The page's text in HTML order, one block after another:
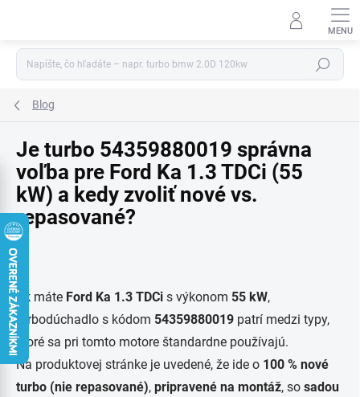
Hľadať
Blog
Je turbo 54359880019 správna
voľba pre Ford Ka 1.3 TDCi (55
kW) a kedy zvoliť nové vs.
repasované?
Ak máte Ford Ka 1.3 TDCi s výkonom 55 kW,
turbodúchadlo s kódom 54359880019 patrí medzi typy,
ktoré sa pri tomto motore štandardne používajú.
Na produktovej stránke je uvedené, že ide o 100 % nové
turbo (nie repasované), pripravené na montáž, so sadou